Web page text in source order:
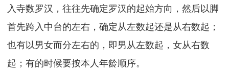
入寺数罗汉，往往先确定罗汉的起始方向，然后以脚
首先跨入中台的左右，确定从左数起还是从右数起；
也有以男女而分左右的，即男从左数起，女从右数
起；有的时候要按本人年龄顺序。